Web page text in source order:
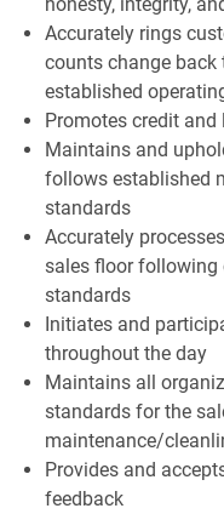
Accurately rings
counts change
established
Promotes credit
Maintains and
follows established
standards
Accurately
sales floor following
standards
Initiates and
throughout the day
Maintains all
standards for the
maintenance/
Provides and
feedback